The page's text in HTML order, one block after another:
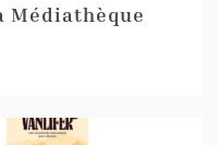
Médiathèque